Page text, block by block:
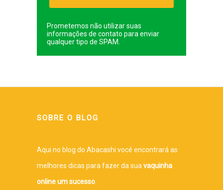
Prometemos não utilizar suas
informações de contato para enviar
qualquer tipo de SPAM.
SOBRE O BLOG
Aqui no blog do Abacashi você encontrará as
melhores dicas para fazer da sua vaquinha
online um sucesso